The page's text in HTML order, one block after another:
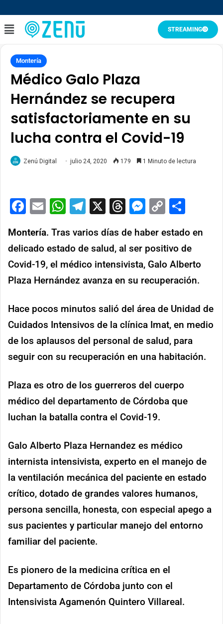
STREAMING
Montería
Médico Galo Plaza
Hernández se recupera
satisfactoriamente en su
lucha contra el Covid-19
Zenú Digital julio 24, 2020 179 1 Minuto de lectura
Facebook
EmailWhatsApp
Telegram
X ThreadsCopy
Montería. Tras varios días de haber estado en
delicado estado de salud, al ser positivo de
Covid-19, el médico intensivista, Galo Alberto
Plaza Hernández avanza en su recuperación.
Hace pocos minutos salió del área de Unidad de
Cuidados Intensivos de la clínica Imat, en medio
de los aplausos del personal de salud, para
seguir con su recuperación en una habitación.
Plaza es otro de los guerreros del cuerpo
médico del departamento de Córdoba que
luchan la batalla contra el Covid-19.
Galo Alberto Plaza Hernandez es médico
internista intensivista, experto en el manejo de
la ventilación mecánica del paciente en estado
crítico, dotado de grandes valores humanos,
persona sencilla, honesta, con especial apego a
sus pacientes y particular manejo del entorno
familiar del paciente.
Es pionero de la medicina crítica en el
Departamento de Córdoba junto con el
Intensivista Agamenón Quintero Villareal.